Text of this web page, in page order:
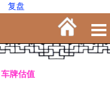
复盘
车牌估值